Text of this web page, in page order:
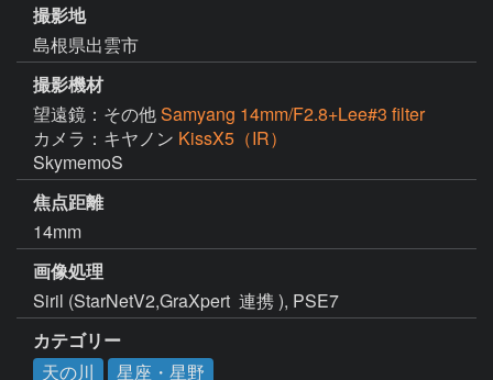
撮影地
島根県出雲市
撮影機材
望遠鏡：その他Samyang 14mm/F2.8+Lee#3 filter
カメラ：キヤノン KissX5（IR）
SkymemoS
焦点距離
14mm
画像処理
Siril (StarNetV2,GraXpert  連携 ), PSE7
カテゴリー
天の川
星座・星野